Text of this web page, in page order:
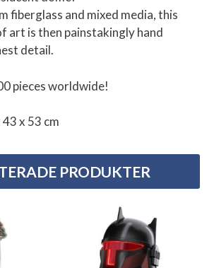
fiberglass and mixed media, this
art is then painstakingly hand
detail.
pieces worldwide!
x 53 cm
PRODUKTER